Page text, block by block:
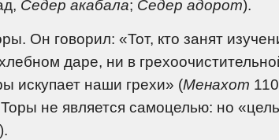
Седер акабала; Седер адорот).
Он говорил: «Тот, кто занят
даре, ни в
искупает наши грехи» (Менахот
не является самоцелью: но «цель